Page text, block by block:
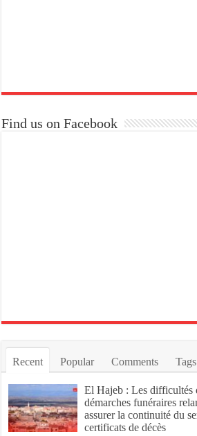
Find us on Facebook
Recent Popular Comments Tags
El Hajeb : Les difficultés
démarches funéraires
assurer la continuité du
certificats de décès